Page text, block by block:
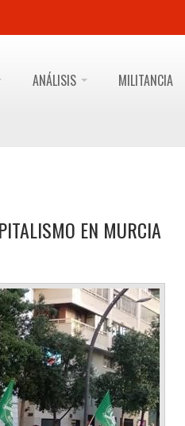
ANÁLISIS MILITANCIA
EN MURCIA